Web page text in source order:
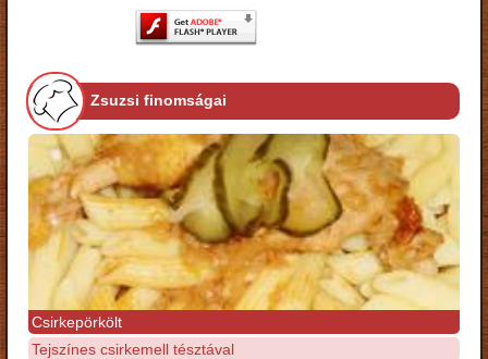
Zsuzsi finomságai
Csirkepörkölt
Tejszínes csirkemell tésztával